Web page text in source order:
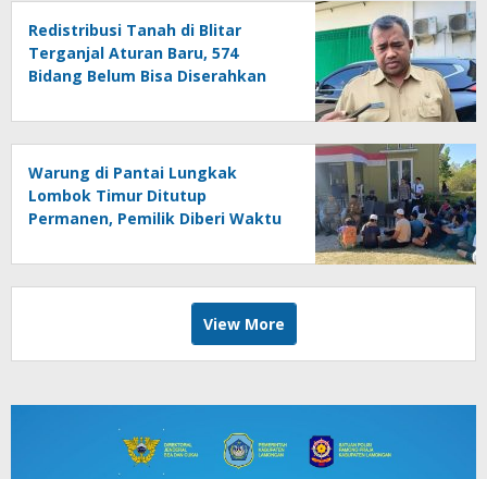
Redistribusi Tanah di Blitar
Terganjal Aturan Baru, 574
Bidang Belum Bisa Diserahkan
Warung di Pantai Lungkak
Lombok Timur Ditutup
Permanen, Pemilik Diberi Waktu
View More